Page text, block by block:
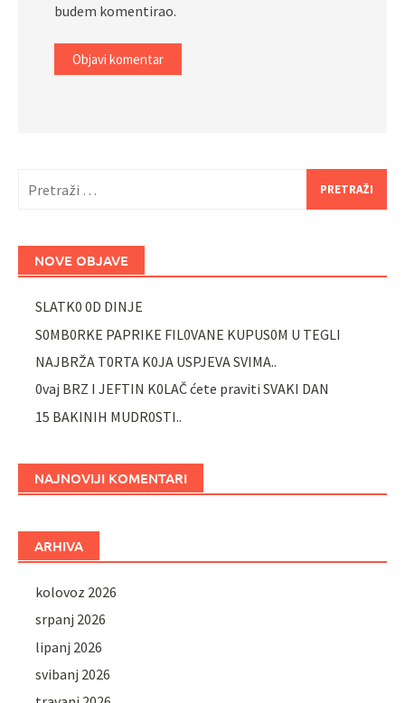
budem komentirao.
NOVE OBJAVE
SLATK0 0D DINJE
S0MB0RKE PAPRIKE FIL0VANE KUPUS0M U TEGLI
NAJBRŽA T0RTA K0JA USPJEVA SVIMA..
0vaj BRZ I JEFTIN K0LAČ ćete praviti SVAKI DAN
15 BAKINIH MUDR0STI..
NAJNOVIJI KOMENTARI
ARHIVA
kolovoz 2026
srpanj 2026
lipanj 2026
svibanj 2026